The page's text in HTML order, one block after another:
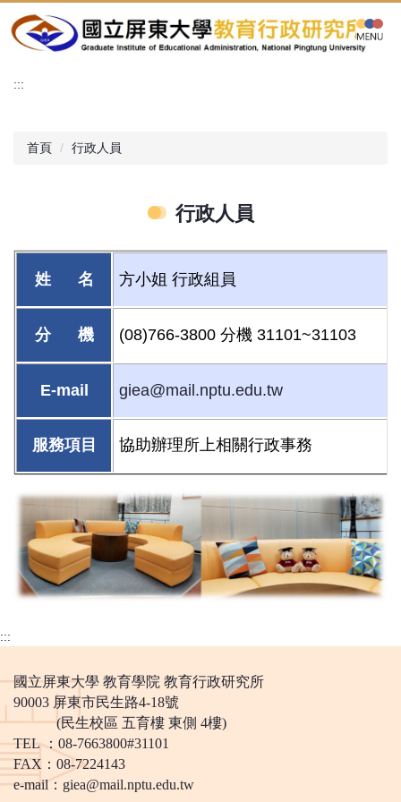
到
內
:::
首頁 行政人員
行政人員
姓 名 方小姐 行政組員
分 機 (08)766-3800 分機 31101~31103
E-mail giea@mail.nptu.edu.tw
服務項目 協助辦理所上相關行政事務
:::
國立屏東大學 教育學院 教育行政研究所
90003 屏東市民生路4-18號
(民生校區 五育樓 東側 4樓)
TEL ：08-7663800#31101
FAX：08-7224143
e-mail： giea@mail.nptu.edu.tw